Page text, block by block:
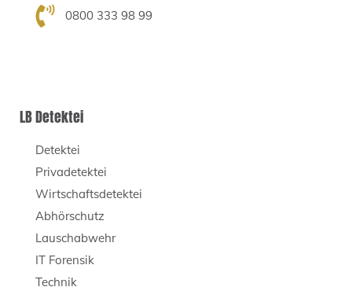
0800 333 98 99
LB Detektei
Detektei
Privadetektei
Wirtschaftsdetektei
Abhörschutz
Lauschabwehr
IT Forensik
Technik